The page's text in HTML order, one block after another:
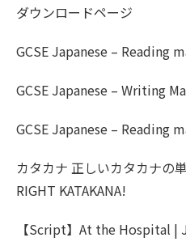
ダウンロードページ
GCSE Japanese – Reading
GCSE Japanese – Writing
GCSE Japanese – Reading
カタカナ 正しいカタカナの
RIGHT KATAKANA!
【Script】At the Hospital |